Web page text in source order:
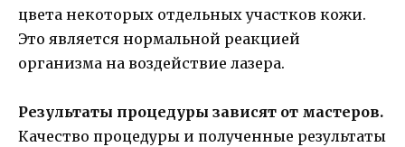
цвета некоторых отдельных участков кожи.
Это является нормальной реакцией
организма на воздействие лазера.
Результаты процедуры зависят от мастеров.
Качество процедуры и полученные результаты